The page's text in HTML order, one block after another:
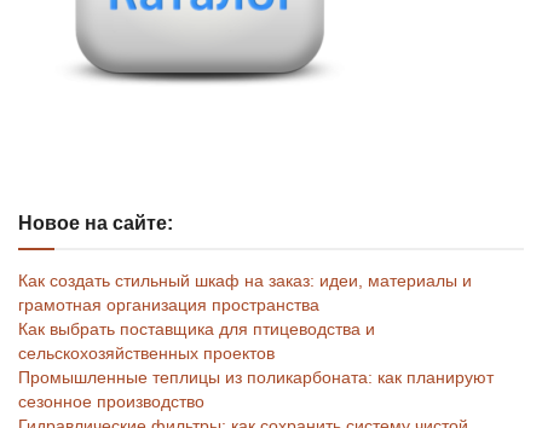
Новое на сайте:
Как создать стильный шкаф на заказ: идеи, материалы и
грамотная организация пространства
Как выбрать поставщика для птицеводства и
сельскохозяйственных проектов
Промышленные теплицы из поликарбоната: как планируют
сезонное производство